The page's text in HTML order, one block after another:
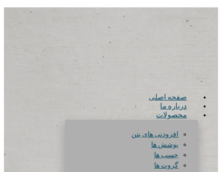
صفحه اصلی
درباره ما
محصولات
افزودنی های بتن
پوشش ها
چسب ها
گروت ها